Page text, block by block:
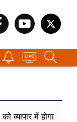
व्यापार में होगा